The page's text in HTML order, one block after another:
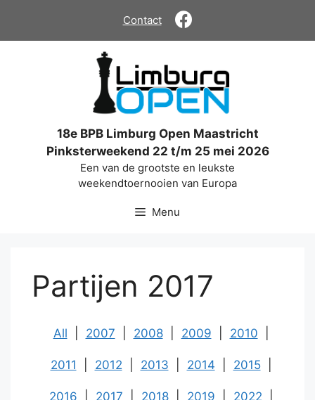
de
Contact
18e BPB Limburg Open Maastricht
Pinksterweekend 22 t/m 25 mei 2026
Een van de grootste en leukste
weekendtoernooien van Europa
Menu
Partijen 2017
All 2007 2008 2009 2010
2011 2012 2013 2014 2015
2016 2017 2018 2019 2022